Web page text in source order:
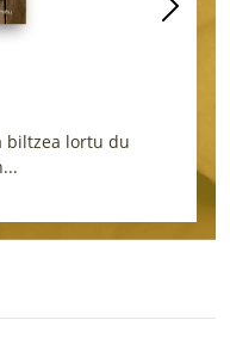
biltzea lortu du